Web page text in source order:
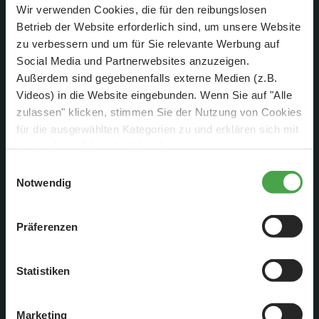
Wir verwenden Cookies, die für den reibungslosen
Betrieb der Website erforderlich sind, um unsere Website
zu verbessern und um für Sie relevante Werbung auf
Social Media und Partnerwebsites anzuzeigen.
Außerdem sind gegebenenfalls externe Medien (z.B.
Videos) in die Website eingebunden. Wenn Sie auf "Alle
zulassen" klicken, stimmen Sie der Nutzung von Cookies
für die ausgewählten Kategorien zu und erklären sich mit
diese Einstellungen jederzeit über die Schaltfläche
zustimmen, beschränken wir uns auf die technisch
notwendigen Cookies. Weitere Informationen finden Sie in
Notwendig
Präferenzen
Statistiken
Marketing
Die unterirdischen Strecken und Schattenbahnhöfe müssen
zuerst fertig gestellt werden, erst danach kann mit dem
erreichen. Im Gegensatz zu anderen Stellen (bis unter die